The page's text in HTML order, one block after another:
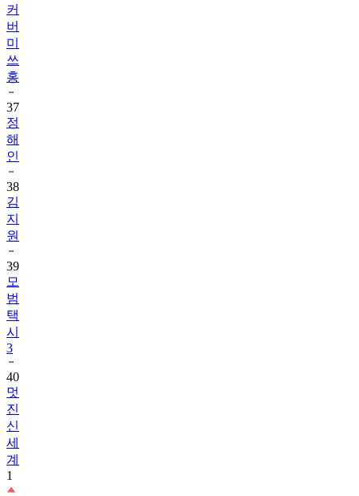
커
버
미
쓰
홍
37
정
해
인
38
김
지
원
39
모
범
택
시
3
40
멋
진
신
세
계
1